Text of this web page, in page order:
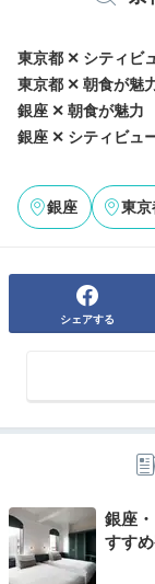
Check-out
12:00
モダンな空
チェックア
っぷり満喫しま
なる爽やかな雰
ぷり浴びれば、
東京都 ✕ シティビ
東京都 ✕ 朝食が魅
銀座 ✕ 朝食が魅力
銀座 ✕ シティビュ
銀座 東京
シェアする
銀座
すす